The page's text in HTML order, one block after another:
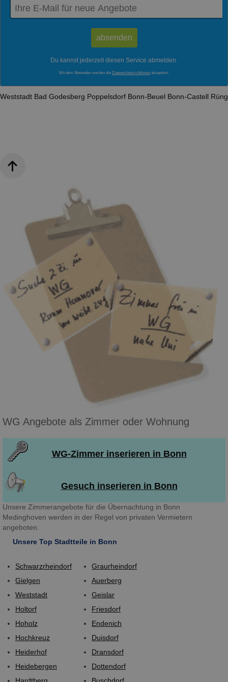
Du kannst jederzeit diesen Service abmelden.
Mit dem Absenden werden die Datenschutzrichtlinien akzeptiert.
Weststadt Bad Godesberg Poppelsdorf Bonn-Beuel Bonn-Castell
WG Angebote als Zimmer oder Wohnung
WG-Zimmer inserieren in Bonn
Gesuch inserieren in Bonn
Unsere Zimmerangebote für die Übernachtung in Bonn
Medinghoven werden in der Regel von privaten Vermietern
angeboten.
Unsere Top Stadtteile in Bonn
Schwarzrheindorf
Gielgen
Weststadt
Holtorf
Hoholz
Hochkreuz
Heiderhof
Heidebergen
Graurheindorf
Auerberg
Geislar
Friesdorf
Endenich
Duisdorf
Dransdorf
Dottendorf